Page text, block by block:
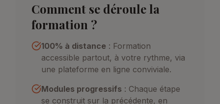
Comment se déroule la
formation ?
100% à distance : Formation
accessible partout, à votre rythme, via
une plateforme en ligne conviviale.
Modules progressifs : Chaque étape
se construit sur la précédente, en